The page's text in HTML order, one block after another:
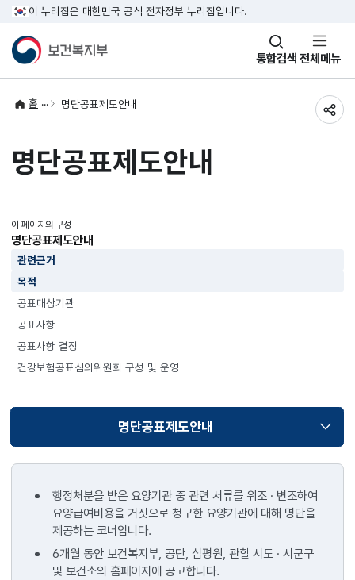
이 누리집은 대한민국 공식 전자정부 누리집입니다.
통합검색
창
열기 전체메뉴
홈 명단공표제도안내
명단공표제도안내
이 페이지의 구성
명단공표제도안내
관련근거
목적
공표대상기관
공표사항
공표사항 결정
건강보험공표심의위원회 구성 및 운영
명단공표제도안내
선택됨
행정처분을 받은 요양기관 중 관련 서류를 위조 · 변조하여
요양급여비용을 거짓으로 청구한 요양기관에 대해 명단을
제공하는 코너입니다.
6개월 동안 보건복지부, 공단, 심평원, 관할 시도 · 시군구
및 보건소의 홈페이지에 공고합니다.